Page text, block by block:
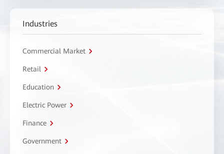
Industries
Commercial Market
Retail
Education
Electric Power
Finance
Government